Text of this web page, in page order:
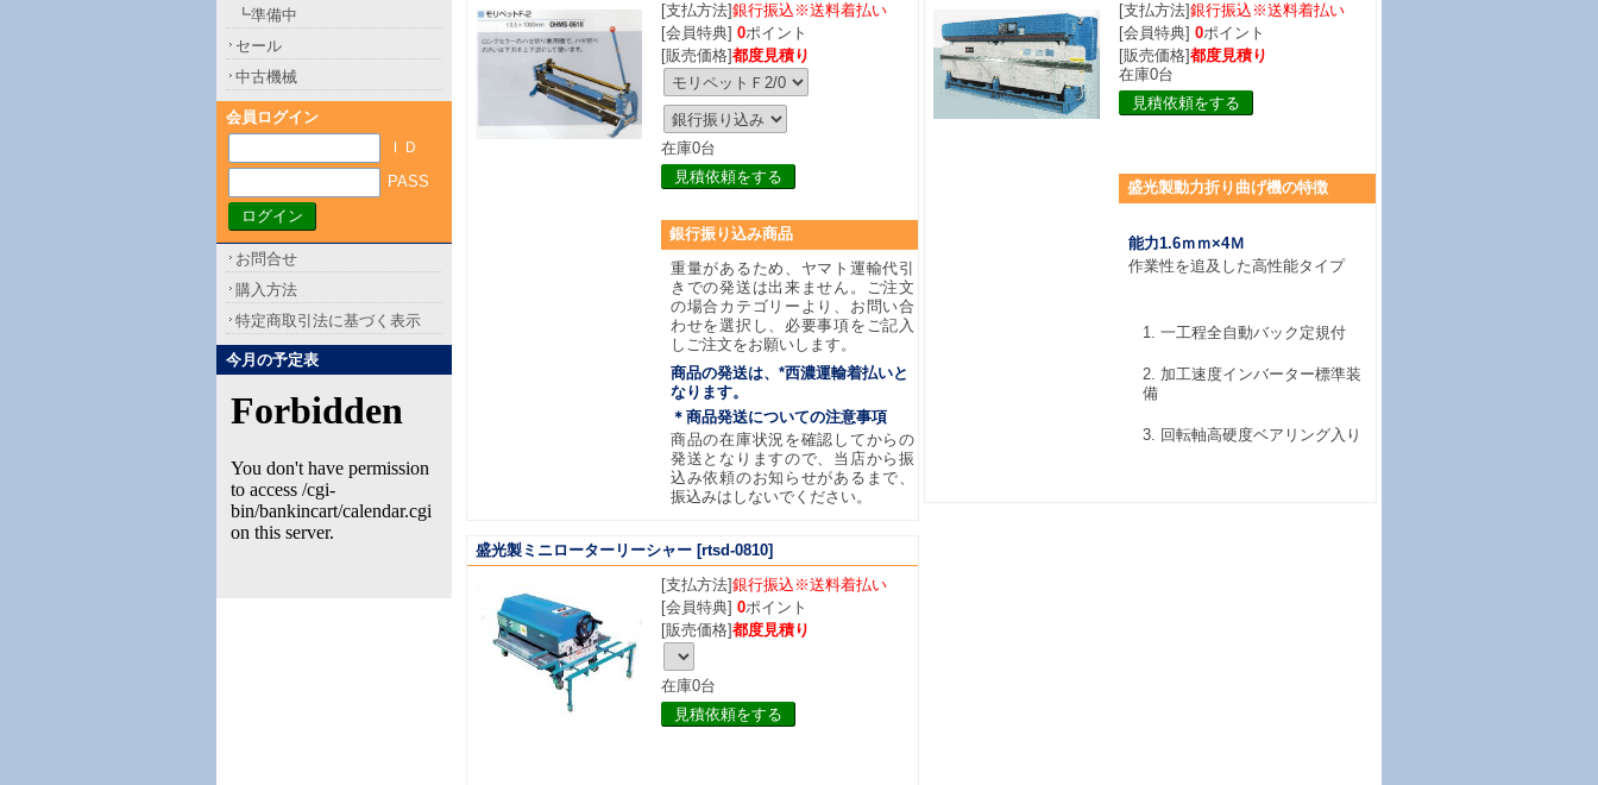
[支払方法]銀行振込※送料着払い
[会員特典] 0ポイント
[販売価格]都度見積り
在庫0台
見積依頼をする
銀行振り込み商品
重量があるため、ヤマト運輸代引
きでの発送は出来ません。ご注文
の場合カテゴリーより、お問い合
わせを選択し、必要事項をご記入
しご注文をお願いします。
商品の発送は、*西濃運輸着払いと
なります。
＊商品発送についての注意事項
商品の在庫状況を確認してからの
発送となりますので、当店から振
込み依頼のお知らせがあるまで、
振込みはしないでください。
[支払方法]銀行振込※送料着払い
[会員特典] 0ポイント
[販売価格]都度見積り
在庫0台
見積依頼をする
盛光製動力折り曲げ機の特徴
能力1.6ｍｍ×4Ｍ
作業性を追及した高性能タイプ
一工程全自動バック定規付
加工速度インバーター標準装
備
回転軸高硬度ベアリング入り
盛光製ミニローターリーシャー [rtsd-0810]
[支払方法]銀行振込※送料着払い
[会員特典] 0ポイント
[販売価格]都度見積り
在庫0台
見積依頼をする
┗準備中
セール
中古機械
会員ログイン
ＩＤ
PASS
お問合せ
購入方法
特定商取引法に基づく表示
今月の予定表